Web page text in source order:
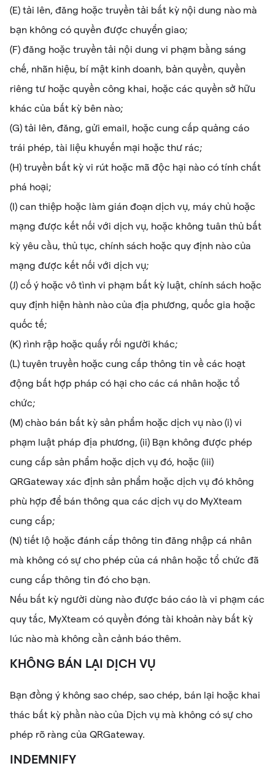
(E) tải lên, đăng hoặc truyền tải bất kỳ nội dung nào mà
bạn không có quyền được chuyển giao;
(F) đăng hoặc truyền tải nội dung vi phạm bằng sáng
chế, nhãn hiệu, bí mật kinh doanh, bản quyền, quyền
riêng tư hoặc quyền công khai, hoặc các quyền sở hữu
khác của bất kỳ bên nào;
(G) tải lên, đăng, gửi email, hoặc cung cấp quảng cáo
trái phép, tài liệu khuyến mại hoặc thư rác;
(H) truyền bất kỳ vi rút hoặc mã độc hại nào có tính chất
phá hoại;
(I) can thiệp hoặc làm gián đoạn dịch vụ, máy chủ hoặc
mạng được kết nối với dịch vụ, hoặc không tuân thủ bất
kỳ yêu cầu, thủ tục, chính sách hoặc quy định nào của
mạng được kết nối với dịch vụ;
(J) cố ý hoặc vô tình vi phạm bất kỳ luật, chính sách hoặc
quy định hiện hành nào của địa phương, quốc gia hoặc
quốc tế;
(K) rình rập hoặc quấy rối người khác;
(L) tuyên truyền hoặc cung cấp thông tin về các hoạt
động bất hợp pháp có hại cho các cá nhân hoặc tổ
chức;
(M) chào bán bất kỳ sản phẩm hoặc dịch vụ nào (i) vi
phạm luật pháp địa phương, (ii) Bạn không được phép
cung cấp sản phẩm hoặc dịch vụ đó, hoặc (iii)
QRGateway xác định sản phẩm hoặc dịch vụ đó không
phù hợp để bán thông qua các dịch vụ do MyXteam
cung cấp;
(N) tiết lộ hoặc đánh cắp thông tin đăng nhập cá nhân
mà không có sự cho phép của cá nhân hoặc tổ chức đã
cung cấp thông tin đó cho bạn.
Nếu bất kỳ người dùng nào được báo cáo là vi phạm các
quy tắc, MyXteam có quyền đóng tài khoản này bất kỳ
lúc nào mà không cần cảnh báo thêm.
KHÔNG BÁN LẠI DỊCH VỤ
Bạn đồng ý không sao chép, sao chép, bán lại hoặc khai
thác bất kỳ phần nào của Dịch vụ mà không có sự cho
phép rõ ràng của QRGateway.
INDEMNIFY